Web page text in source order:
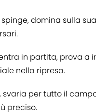
domina sulla
in partita, prova a
nella ripresa.
svaria per tutto il
preciso.